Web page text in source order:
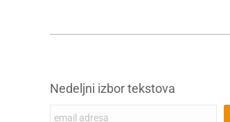
Nedeljni izbor tekstova